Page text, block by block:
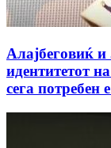
Алајбеговиќ
идентитетот
сега потребен